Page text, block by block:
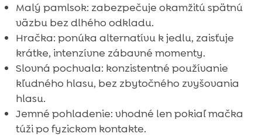
Malý pamlsok: zabezpečuje okamžitú spätnú
väzbu bez dlhého odkladu.
Hračka: ponúka alternatívu k jedlu, zaisťuje
krátke, intenzívne zábavné momenty.
Slovná pochvala: konzistentné používanie
kľudného hlasu, bez zbytočného zvyšovania
hlasu.
Jemné pohladenie: vhodné len pokiaľ mačka
túži po fyzickom kontakte.